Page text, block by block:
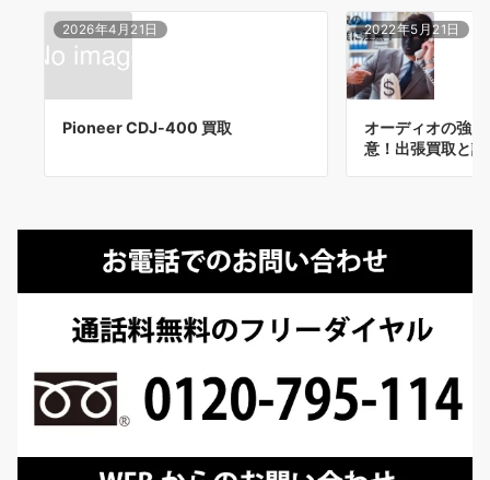
2026年4月21日
Pioneer CDJ-400 買取
2022年5月21日
オーディオの強
意！出張買取と